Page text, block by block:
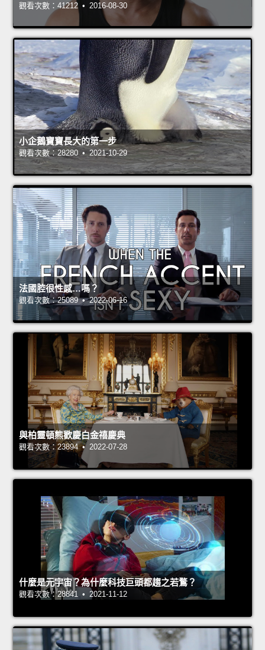
觀看次數：41212 • 2016-08-30
小企鵝寶寶長大的第一步
觀看次數：28280 • 2021-10-29
法國腔很性感…嗎？
觀看次數：25089 • 2022-06-16
與柏靈頓熊歡慶白金禧慶典
觀看次數：23894 • 2022-07-28
什麼是元宇宙？為什麼科技巨頭都趨之若鶩？
觀看次數：28841 • 2021-11-12